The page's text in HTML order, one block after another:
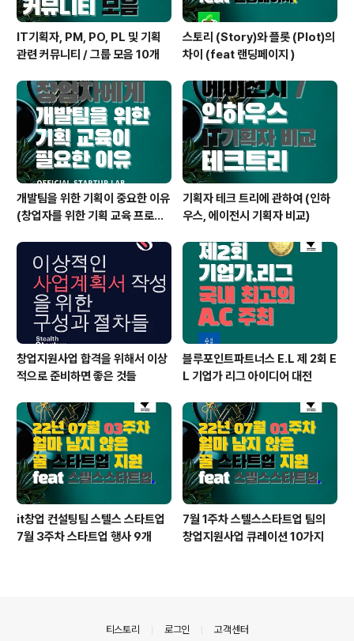
IT기획자, PM, PO, PL 및 기획
관련 커뮤니티 / 그룹 모음 10개
스토리 (Story)와 플롯 (Plot)의
차이 (feat 랜딩페이지 )
개발팀을 위한 기획이 중요한 이유
(창업자를 위한 기획 교육 프로그
기획자 테크 트리에 관하여 (인하
우스, 에이전시 기획자 비교)
창업지원사업 합격을 위해서 이상
적으로 준비하면 좋은 것들
블루포인트파트너스 E.L 제 2회 E
L 기업가 리그 아이디어 대전
it창업 컨설팅팀 스텔스 스타트업
7월 3주차 스타트업 행사 9개
7월 1주차 스텔스스타트업 팀의
창업지원사업 큐레이션 10가지
티스토리 로그인 고객센터